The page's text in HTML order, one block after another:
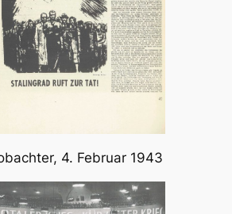
4. Februar 1943